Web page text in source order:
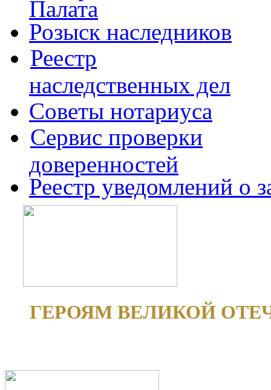
Палата
Розыск наследников
Реестр
наследственных дел
Советы нотариуса
Сервис проверки
доверенностей
Реестр уведомлений о
ГЕРОЯМ ВЕЛИКОЙ